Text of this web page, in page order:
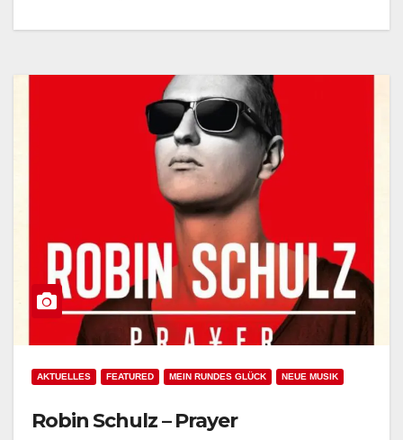
AKTUELLES FEATURED MEIN RUNDES GLÜCK NEUE MUSIK
Robin Schulz – Prayer